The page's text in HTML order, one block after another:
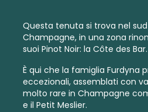
Questa tenuta si trova nel
Champagne, in una zona
suoi Pinot Noir: la Côte des Bar.
È qui che la famiglia Furdyna
eccezionali, assemblati con
molto rare in Champagne
e il Petit Meslier.